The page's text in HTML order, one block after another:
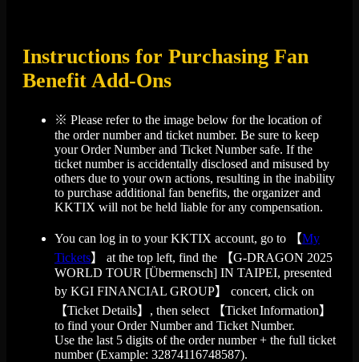
Instructions for Purchasing Fan
Benefit Add-Ons
※ Please refer to the image below for the location of
the order number and ticket number. Be sure to keep
your Order Number and Ticket Number safe. If the
ticket number is accidentally disclosed and misused by
others due to your own actions, resulting in the inability
to purchase additional fan benefits, the organizer and
KKTIX will not be held liable for any compensation.
You can log in to your KKTIX account, go to 【My
Tickets】 at the top left, find the 【G-DRAGON 2025
WORLD TOUR [Übermensch] IN TAIPEI, presented
by KGI FINANCIAL GROUP】 concert, click on
【Ticket Details】, then select 【Ticket Information】
to find your Order Number and Ticket Number.
Use the last 5 digits of the order number + the full ticket
number (Example: 32874116748587).